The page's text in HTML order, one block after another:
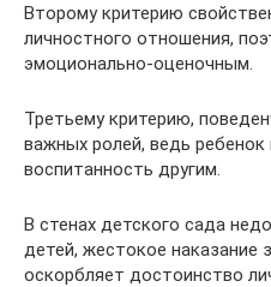
Второму критерию
личностного отношения,
эмоционально-оценочным.
Третьему критерию,
важных ролей, ведь
воспитанность другим.
В стенах детского сада
детей, жестокое наказание
оскорбляет достоинство